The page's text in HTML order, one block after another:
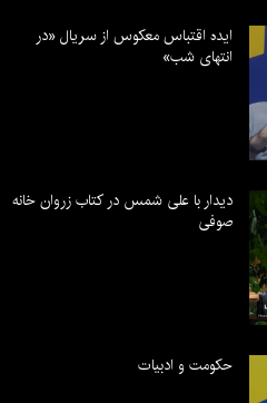
ایده اقتباس معکوس از سریال «در
انتهای شب»
دیدار با علی شمس در کتاب زروان خانه
صوفی
حکومت و ادبیات